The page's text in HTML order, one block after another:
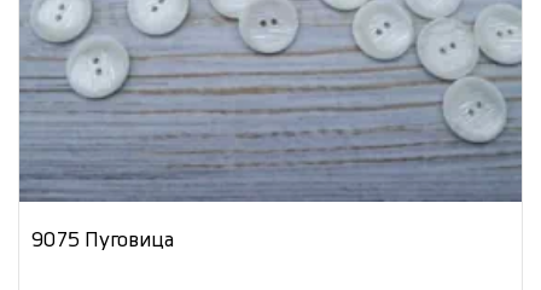
9075 Пуговица